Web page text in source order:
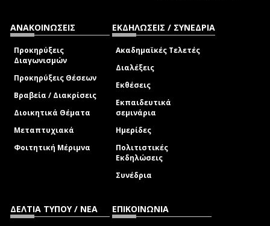
ΑΝΑΚΟΙΝΩΣΕΙΣ
Προκηρύξεις
Διαγωνισμών
Προκηρύξεις Θέσεων
Βραβεία / Διακρίσεις
Διοικητικά Θέματα
Μεταπτυχιακά
Φοιτητική Μέριμνα
ΕΚΔΗΛΩΣΕΙΣ / ΣΥΝΕΔΡΙΑ
Ακαδημαϊκές Τελετές
Διαλέξεις
Εκθέσεις
Εκπαιδευτικά
σεμινάρια
Ημερίδες
Πολιτιστικές
Εκδηλώσεις
Συνέδρια
ΔΕΛΤΙΑ ΤΥΠΟΥ / ΝΕΑ ΕΠΙΚΟΙΝΩΝΙΑ